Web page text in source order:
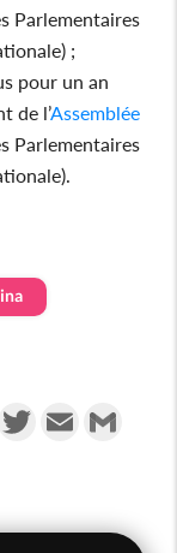
Parlementaires
;
pour un an
de l’Assemblée
Parlementaires
FacebookTwitterEmail